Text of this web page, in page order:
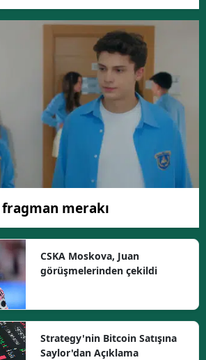
merakı
CSKA Moskova, Juan
görüşmelerinden çekildi
Strategy'nin Bitcoin Satışına
Saylor'dan Açıklama